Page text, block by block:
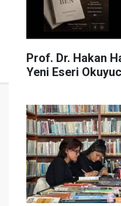
Prof. Dr. Hakan
Yeni Eseri